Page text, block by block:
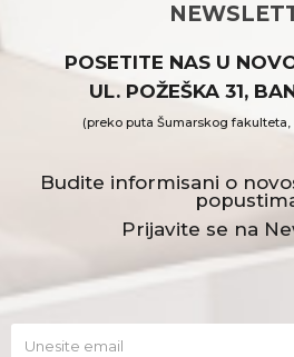
POSETITE NAS U
UL. POŽEŠKA 31,
(preko puta Šumarskog
* *
Budite informisani o
Prijavite se na